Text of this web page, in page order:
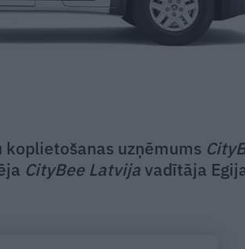
uzņēmums
CityBee Latvijavadītāja